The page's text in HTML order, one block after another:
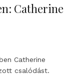
Catherine
Catherine
csalódást.